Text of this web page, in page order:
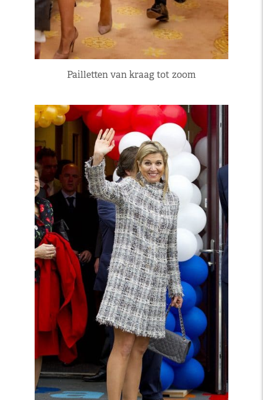
Pailletten van kraag tot zoom